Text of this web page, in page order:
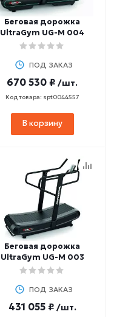
Беговая дорожка
UltraGym UG-M 004
ПОД ЗАКАЗ
670 530 ₽ /шт.
Код товара: spt0044557
В корзину
Беговая дорожка
UltraGym UG-M 003
ПОД ЗАКАЗ
431 055 ₽ /шт.